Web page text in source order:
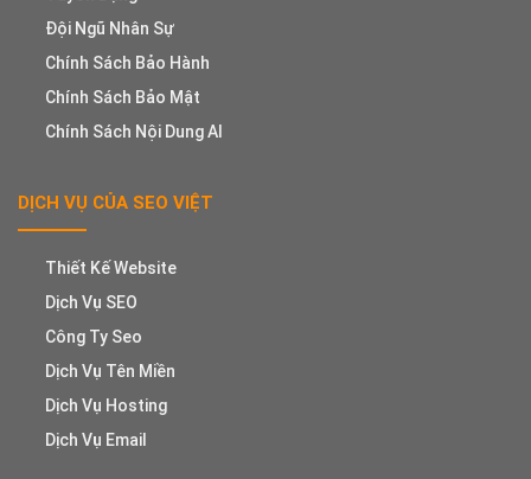
Đội Ngũ Nhân Sự
Chính Sách Bảo Hành
Chính Sách Bảo Mật
Chính Sách Nội Dung AI
DỊCH VỤ CỦA SEO VIỆT
Thiết Kế Website
Dịch Vụ SEO
Công Ty Seo
Dịch Vụ Tên Miền
Dịch Vụ Hosting
Dịch Vụ Email